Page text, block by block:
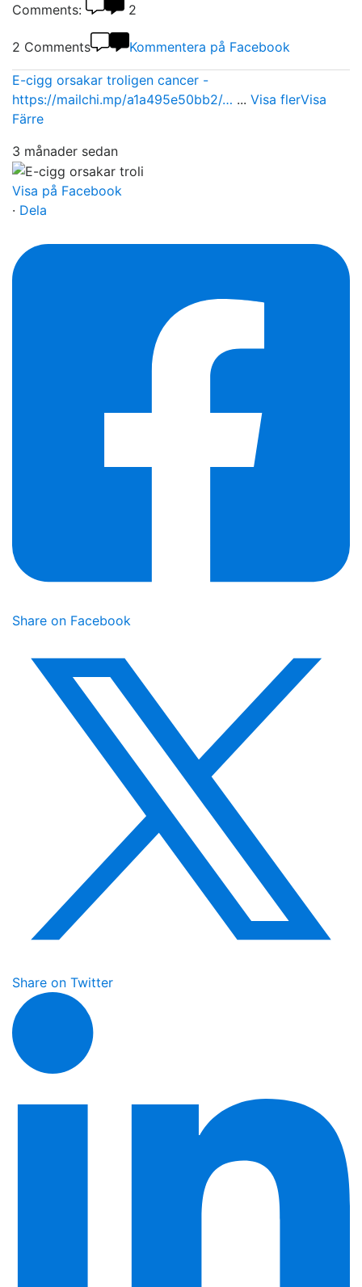
Comments:
2
2 Comments Kommentera på Facebook
E-cigg orsakar troligen cancer -
https://mailchi.mp/a1a495e50bb2/… ... Visa flerVisa
Färre
3 månader sedan
Visa på Facebook
· Dela
Share on Facebook
Share on Twitter